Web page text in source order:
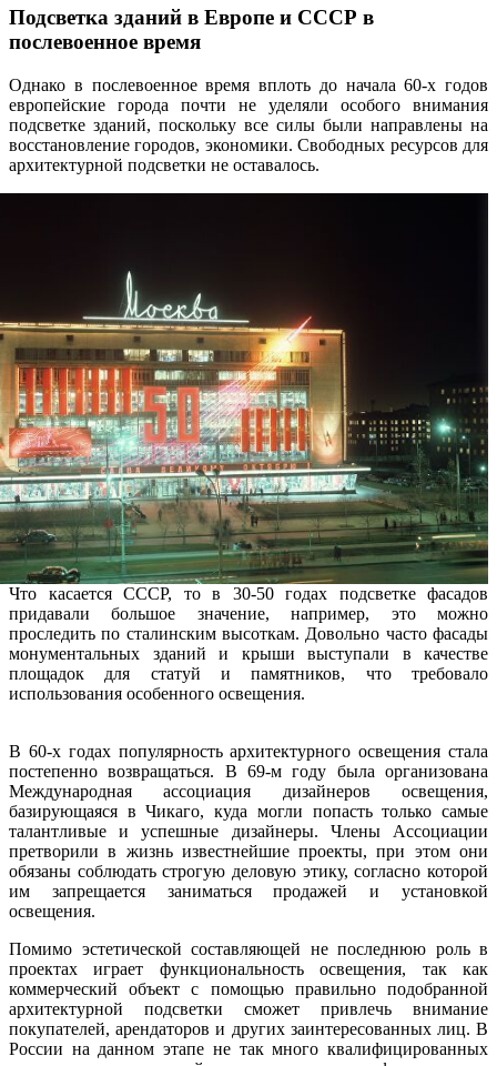
Подсветка зданий в Европе и СССР в
послевоенное время
Однако в послевоенное время вплоть до начала 60-х годов
европейские города почти не уделяли особого внимания
подсветке зданий, поскольку все силы были направлены на
восстановление городов, экономики. Свободных ресурсов для
архитектурной подсветки не оставалось.
Что касается СССР, то в 30-50 годах подсветке фасадов
придавали большое значение, например, это можно
проследить по сталинским высоткам. Довольно часто фасады
монументальных зданий и крыши выступали в качестве
площадок для статуй и памятников, что требовало
использования особенного освещения.
В 60-х годах популярность архитектурного освещения стала
постепенно возвращаться. В 69-м году была организована
Международная ассоциация дизайнеров освещения,
базирующаяся в Чикаго, куда могли попасть только самые
талантливые и успешные дизайнеры. Члены Ассоциации
претворили в жизнь известнейшие проекты, при этом они
обязаны соблюдать строгую деловую этику, согласно которой
им запрещается заниматься продажей и установкой
освещения.
Помимо эстетической составляющей не последнюю роль в
проектах играет функциональность освещения, так как
коммерческий объект с помощью правильно подобранной
архитектурной подсветки сможет привлечь внимание
покупателей, арендаторов и других заинтересованных лиц. В
России на данном этапе не так много квалифицированных